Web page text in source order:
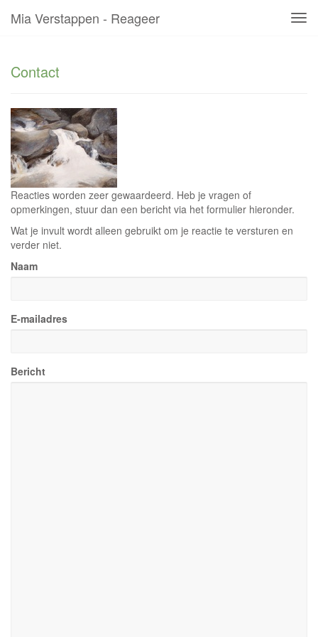
Mia Verstappen - Reageer
Contact
Reacties worden zeer gewaardeerd. Heb je vragen of
opmerkingen, stuur dan een bericht via het formulier hieronder.
Wat je invult wordt alleen gebruikt om je reactie te versturen en
verder niet.
Naam
E-mailadres
Bericht